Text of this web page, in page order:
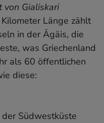
von Gialiskari
Länge zählt
in der Ägäis, die
was Griechenland
als 60 öffentlichen
diese:
Südwestküste